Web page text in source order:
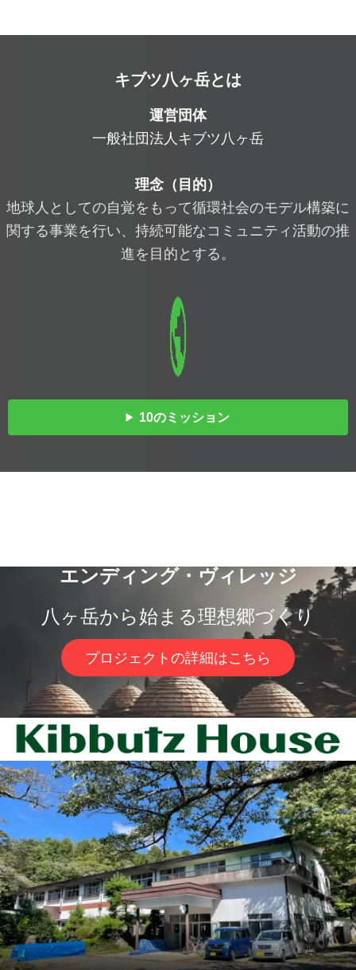
キブツ八ヶ岳とは
運営団体
一般社団法人キブツ八ヶ岳
理念（目的）
地球人としての自覚をもって循環社会のモデル構築に
関する事業を行い、持続可能なコミュニティ活動の推
進を目的とする。
public
10のミッション
エンディ ング・ ヴィ レ ッ ジ
八ヶ岳から始まる理想郷づくり
プロジェクトの詳細はこちら